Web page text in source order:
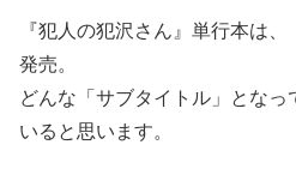
『犯人の犯沢さん』単行本は
発売。
どんな「サブタイトル」となっ
いると思います。